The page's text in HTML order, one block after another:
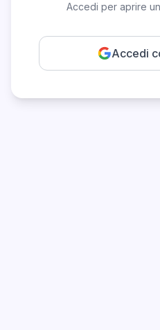
Accedi per aprire
Accedi